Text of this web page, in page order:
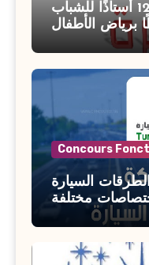
مناظرة انتداب 120 أستاذًا للشباب
50 منشطًا برياض الأطفال
والطفولة وكبار
Concours
السيارة
في اختصاصات مختلفة